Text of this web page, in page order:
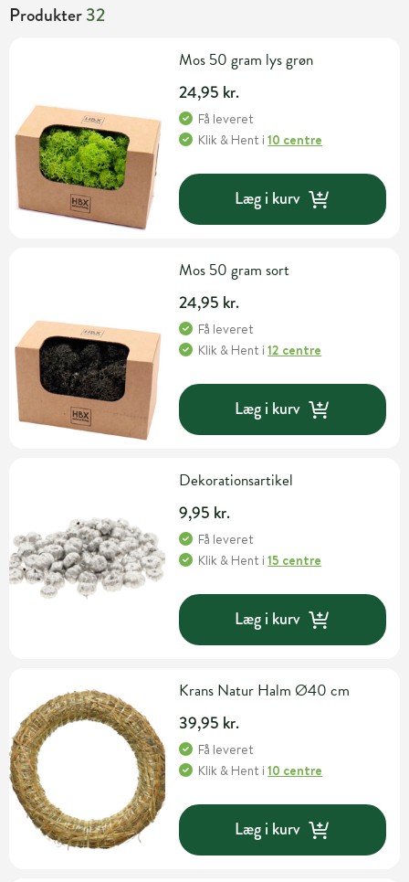
Produkter32
Mos 50 gram lys grøn
24,95 kr.
Få leveret
Klik & Hent i10 centre
Læg i kurv
Mos 50 gram sort
24,95 kr.
Få leveret
Klik & Hent i12 centre
Læg i kurv
Dekorationsartikel
9,95 kr.
Få leveret
Klik & Hent i15 centre
Læg i kurv
Krans Natur Halm Ø40 cm
39,95 kr.
Få leveret
Klik & Hent i10 centre
Læg i kurv